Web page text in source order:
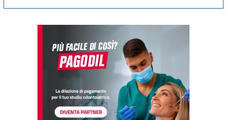
Piezochirurgia orale (chirurgia ad ultrasuoni);
dentali.
In particolare, ci occupiamo di Odontoiatria Estetica con
trattamenti quali lo sbiancamento professionale e le faccette
dentali. L’igiene dentale e lo sbiancamento rappresentano il
naturale risultato del benessere della nostra bocca a 360°. Alla
bravura dei nostri igienisti uniamo la tecnologia della
radiofrequenza viso per esaltare a lungo una sana dentatura ed
esprimere emozioni positive con un sorriso smagliante e un viso
radioso. Le faccette dentali, invece, conosciute anche come
“faccette estetiche”, sono dei particolari involucri in ceramica che
vengono applicati sulla superficie esterna del dente per migliorare